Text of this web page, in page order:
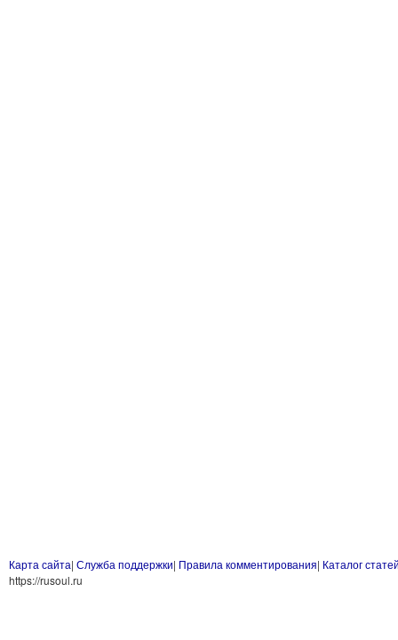
Карта сайта| Служба поддержки| Правила комментирования| Каталог
https://rusoul.ru